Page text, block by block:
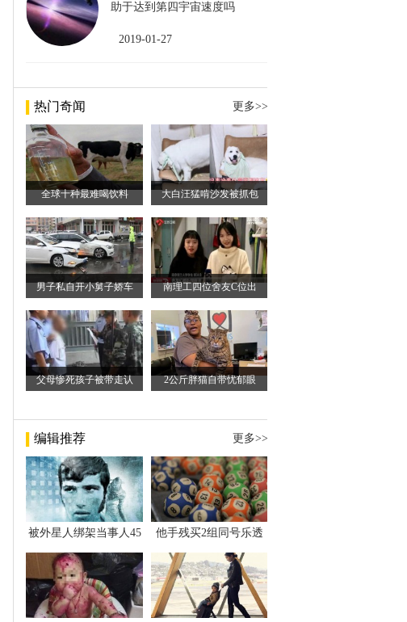
助于达到第四宇宙速度吗
2019-01-27
热门奇闻 更多>>
全球十种最难喝饮料 大白汪猛啃沙发被抓包
男子私自开小舅子娇车 南理工四位舍友C位出
父母惨死孩子被带走认 2公斤胖猫自带忧郁眼
编辑推荐 更多>>
被外星人绑架当事人45
斯卡古拉事件
他手残买2组同号乐透
万